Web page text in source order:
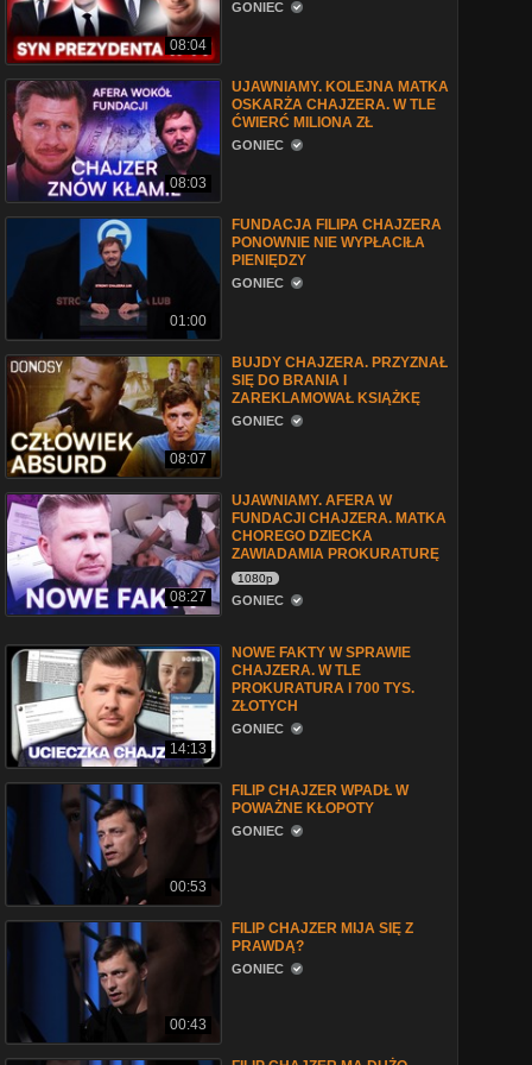
08:04
GONIEC
08:03
UJAWNIAMY. KOLEJNA MATKA
OSKARŻA CHAJZERA. W TLE
ĆWIERĆ MILIONA ZŁ
GONIEC
01:00
FUNDACJA FILIPA CHAJZERA
PONOWNIE NIE WYPŁACIŁA
PIENIĘDZY
GONIEC
08:07
BUJDY CHAJZERA. PRZYZNAŁ
SIĘ DO BRANIA I
ZAREKLAMOWAŁ KSIĄŻKĘ
GONIEC
08:27
UJAWNIAMY. AFERA W
FUNDACJI CHAJZERA. MATKA
CHOREGO DZIECKA
ZAWIADAMIA PROKURATURĘ
1080p
GONIEC
14:13
NOWE FAKTY W SPRAWIE
CHAJZERA. W TLE
PROKURATURA I 700 TYS.
ZŁOTYCH
GONIEC
00:53
FILIP CHAJZER WPADŁ W
POWAŻNE KŁOPOTY
GONIEC
00:43
FILIP CHAJZER MIJA SIĘ Z
PRAWDĄ?
GONIEC